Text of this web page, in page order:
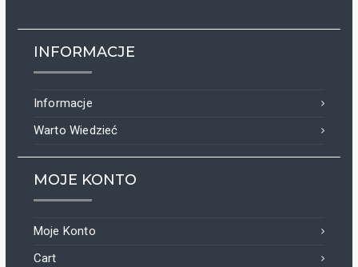
INFORMACJE
Informacje
Warto Wiedzieć
MOJE KONTO
Moje Konto
Cart